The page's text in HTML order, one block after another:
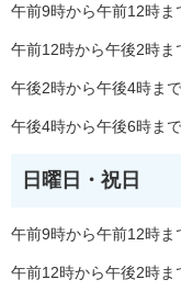
午前9時から午前12時ま
午前12時から午後2時ま
午後2時から午後4時まで
午後4時から午後6時まで
日曜日・祝日
午前9時から午前12時ま
午前12時から午後2時ま